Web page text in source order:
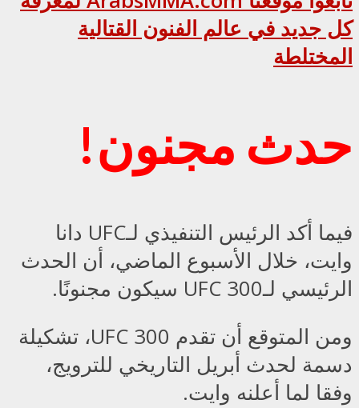
كل جديد في عالم الفنون القتالية
المختلطة
حدث مجنون!
فيما أكد الرئيس التنفيذي لـUFC دانا
وايت، خلال الأسبوع الماضي، أن الحدث
الرئيسي لـUFC 300 سيكون مجنونًا.
ومن المتوقع أن تقدم UFC 300، تشكيلة
دسمة لحدث أبريل التاريخي للترويج،
وفقا لما أعلنه وايت.